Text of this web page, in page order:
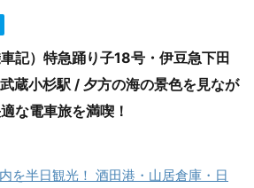
車記）特急踊り子18号・伊豆急下田
蔵小杉駅 / 夕方の海の景色を見なが
な電車旅を満喫！
を半日観光！ 酒田港・山居倉庫・日